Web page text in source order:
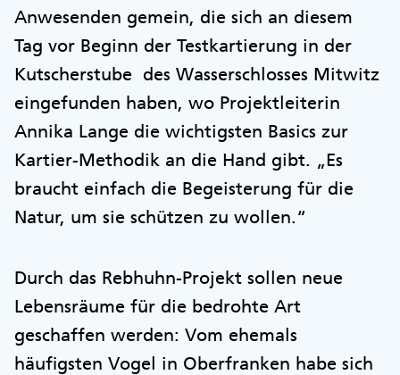
Anwesenden gemein, die sich an diesem
Tag vor Beginn der Testkartierung in der
Kutscherstube des Wasserschlosses Mitwitz
eingefunden haben, wo Projektleiterin
Annika Lange die wichtigsten Basics zur
Kartier-Methodik an die Hand gibt. „Es
braucht einfach die Begeisterung für die
Natur, um sie schützen zu wollen.“
Durch das Rebhuhn-Projekt sollen neue
Lebensräume für die bedrohte Art
geschaffen werden: Vom ehemals
häufigsten Vogel in Oberfranken habe sich